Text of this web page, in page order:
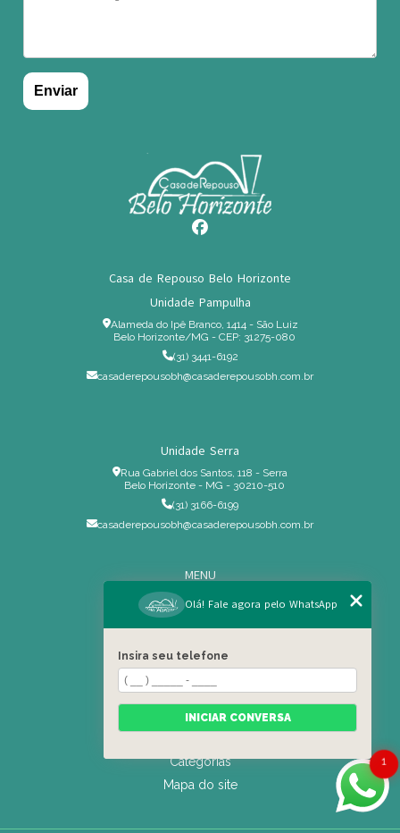
Casa de Repouso Belo Horizonte
Unidade Pampulha
Alameda do Ipê Branco, 1414 - São Luiz
Belo Horizonte/MG - CEP: 31275-080
(31) 3441-6192
casaderepousobh@casaderepousobh.com.br
Unidade Serra
Rua Gabriel dos Santos, 118 - Serra
Belo Horizonte - MG - 30210-510
(31) 3166-6199
casaderepousobh@casaderepousobh.com.br
MENU
Home
Institucional
Serviços Especiais
Blog
Residência
Categorias
Mapa do site
1
Olá! Fale agora pelo WhatsApp
Insira seu telefone
INICIAR CONVERSA